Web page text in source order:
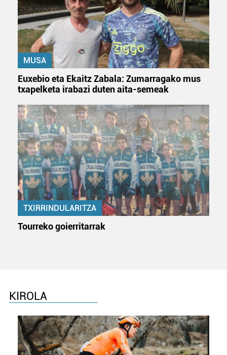
MUSA
Euxebio eta Ekaitz Zabala: Zumarragako mus
txapelketa irabazi duten aita-semeak
TXIRRINDULARITZA
Tourreko goierritarrak
KIROLA